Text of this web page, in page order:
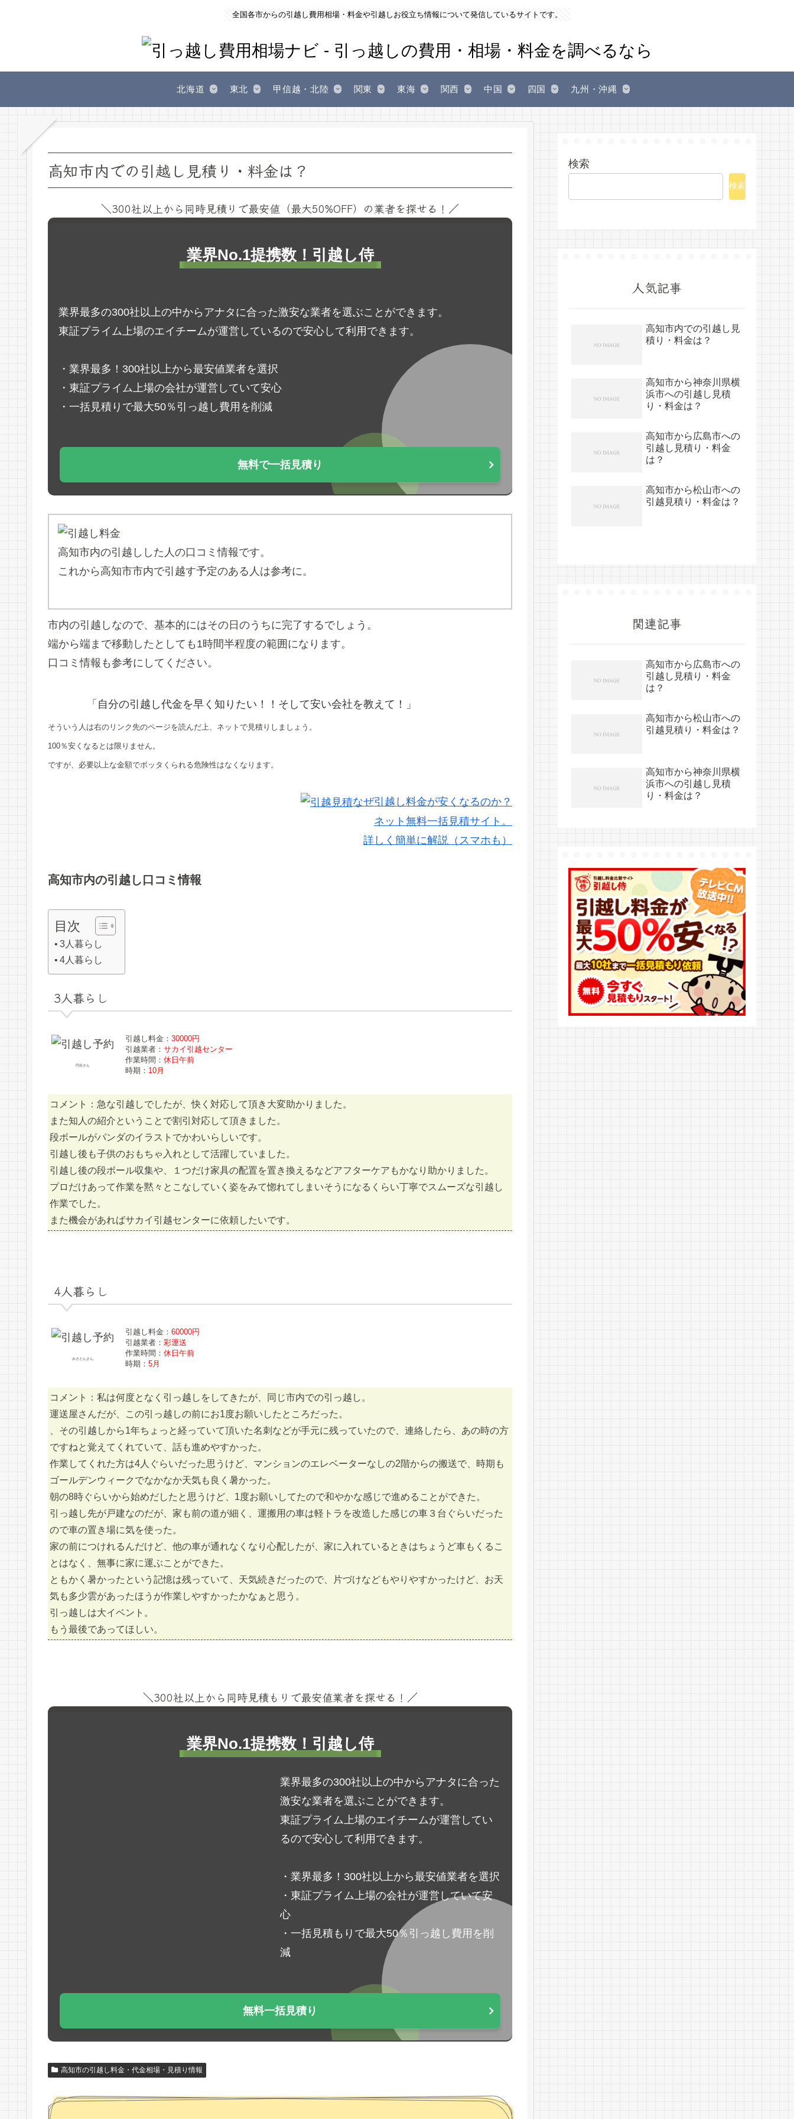
全国各市からの引越し費用相場・料金や引越しお役立ち情報について発信しているサイトです。
北海道 東北 甲信越・北陸 関東 東海 関西 中国 四国 九州・沖縄
高知市内での引越し見積り・料金は？
＼300社以上から同時見積りで最安値（最大50%OFF）の業者を探せる！／
業界No.1提携数！引越し侍
業界最多の300社以上の中からアナタに合った激安な業者を選ぶことができます。
東証プライム上場のエイチームが運営しているので安心して利用できます。
・業界最多！300社以上から最安値業者を選択
・東証プライム上場の会社が運営していて安心
・一括見積りで最大50％引っ越し費用を削減
無料で一括見積り
高知市内の引越しした人の口コミ情報です。
これから高知市市内で引越す予定のある人は参考に。
市内の引越しなので、基本的にはその日のうちに完了するでしょう。
端から端まで移動したとしても1時間半程度の範囲になります。
口コミ情報も参考にしてください。
「自分の引越し代金を早く知りたい！！そして安い会社を教えて！」
そういう人は右のリンク先のページを読んだ上、ネットで見積りしましょう。
100％安くなるとは限りません。
ですが、必要以上な金額でボッタくられる危険性はなくなります。
なぜ引越し料金が安くなるのか？
ネット無料一括見積サイト。
詳しく簡単に解説（スマホも）
高知市内の引越し口コミ情報
目次
3人暮らし
4人暮らし
3人暮らし
円谷さん
引越し料金： 30000円
引越業者： サカイ引越センター
作業時間： 休日午前
時期： 10月
コメント：急な引越しでしたが、快く対応して頂き大変助かりました。
また知人の紹介ということで割引対応して頂きました。
段ボールがパンダのイラストでかわいらしいです。
引越し後も子供のおもちゃ入れとして活躍していました。
引越し後の段ボール収集や、１つだけ家具の配置を置き換えるなどアフターケアもかなり助かりました。
プロだけあって作業を黙々とこなしていく姿をみて惚れてしまいそうになるくらい丁寧でスムーズな引越し
作業でした。
また機会があればサカイ引越センターに依頼したいです。
4人暮らし
みさとんさん
引越し料金： 60000円
引越業者： 彩運送
作業時間： 休日午前
時期： 5月
コメント：私は何度となく引っ越しをしてきたが、同じ市内での引っ越し。
運送屋さんだが、この引っ越しの前にお1度お願いしたところだった。
、その引越しから1年ちょっと経っていて頂いた名刺などが手元に残っていたので、連絡したら、あの時の方
ですねと覚えてくれていて、話も進めやすかった。
作業してくれた方は4人ぐらいだった思うけど、マンションのエレベーターなしの2階からの搬送で、時期も
ゴールデンウィークでなかなか天気も良く暑かった。
朝の8時ぐらいから始めだしたと思うけど、1度お願いしてたので和やかな感じで進めることができた。
引っ越し先が戸建なのだが、家も前の道が細く、運搬用の車は軽トラを改造した感じの車３台ぐらいだった
ので車の置き場に気を使った。
家の前につけれるんだけど、他の車が通れなくなり心配したが、家に入れているときはちょうど車もくるこ
とはなく、無事に家に運ぶことができた。
ともかく暑かったという記憶は残っていて、天気続きだったので、片づけなどもやりやすかったけど、お天
気も多少雲があったほうが作業しやすかったかなぁと思う。
引っ越しは大イベント。
もう最後であってほしい。
＼300社以上から同時見積もりで最安値業者を探せる！／
業界No.1提携数！引越し侍
業界最多の300社以上の中からアナタに合った
激安な業者を選ぶことができます。
東証プライム上場のエイチームが運営してい
るので安心して利用できます。
・業界最多！300社以上から最安値業者を選択
・東証プライム上場の会社が運営していて安
心
・一括見積もりで最大50％引っ越し費用を削
減
無料一括見積り
高知市の引越し料金・代金相場・見積り情報
検索
検索
人気記事
高知市内での引越し見
積り・料金は？
高知市から神奈川県横
浜市への引越し見積
り・料金は？
高知市から広島市への
引越し見積り・料金
は？
高知市から松山市への
引越見積り・料金は？
関連記事
高知市から広島市への
引越し見積り・料金
は？
高知市から松山市への
引越見積り・料金は？
高知市から神奈川県横
浜市への引越し見積
り・料金は？